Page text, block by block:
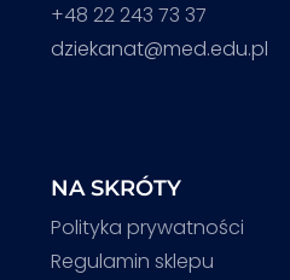
+48 22 243 73 37
dziekanat@med.edu.pl
NA SKRÓTY
Polityka prywatności
Regulamin sklepu